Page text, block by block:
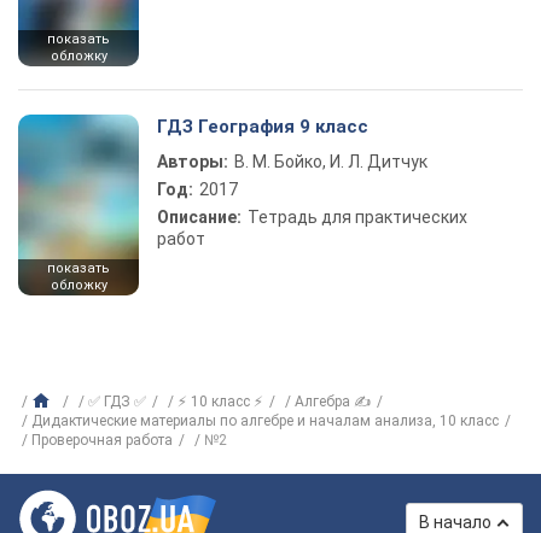
показать
обложку
показать
обложку
ГДЗ География 9 класс
Авторы: В. М. Бойко, И. Л. Дитчук
Год: 2017
Описание: Тетрадь для практических
работ
✅ ГДЗ ✅ ⚡ 10 класс ⚡
Алгебра ✍
Дидактические материалы по алгебре и началам анализа, 10 класс
Проверочная работа
№2
В начало